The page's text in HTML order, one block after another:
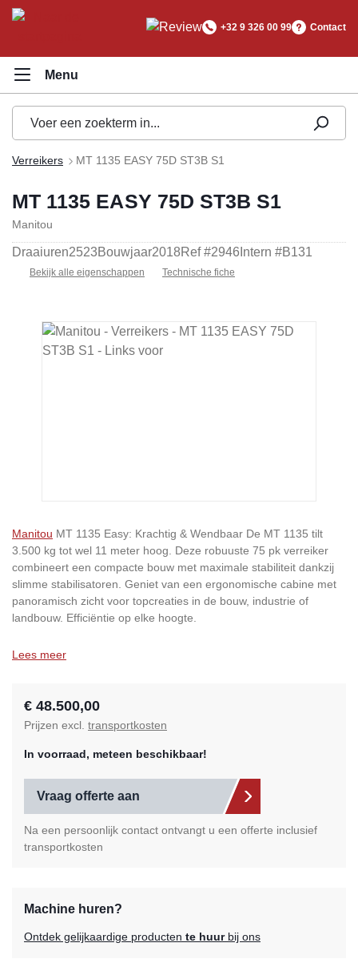
+32 9 326 00 99 Contact
Verreikers MT 1135 EASY 75D ST3B S1
MT 1135 EASY 75D ST3B S1
Manitou
Draaiuren2523Bouwjaar2018Ref #2946 Intern #B131
Bekijk alle eigenschappen Technische fiche
Afbeeldingengalerij overslaan
Manitou MT 1135 Easy: Krachtig & Wendbaar De MT 1135 tilt
3.500 kg tot wel 11 meter hoog. Deze robuuste 75 pk verreiker
combineert een compacte bouw met maximale stabiliteit dankzij
slimme stabilisatoren. Geniet van een ergonomische cabine met
panoramisch zicht voor topcreaties in de bouw, industrie of
landbouw. Efficiëntie op elke hoogte.
Lees meer
€ 48.500,00
Prijzen excl. transportkosten
In voorraad, meteen beschikbaar!
Vraag offerte aan
Na een persoonlijk contact ontvangt u een offerte inclusief
transportkosten
Machine huren?
Ontdek gelijkaardige producten te huurbij ons